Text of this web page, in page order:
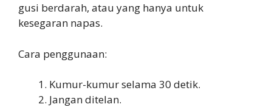
gusi berdarah, atau yang hanya untuk
kesegaran napas.
Cara penggunaan:
Kumur-kumur selama 30 detik.
Jangan ditelan.